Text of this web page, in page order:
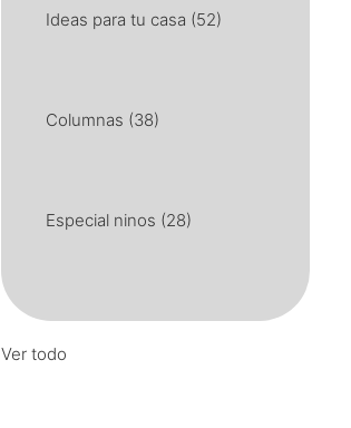
Ideas para tu casa (52)
Columnas (38)
Especial ninos (28)
Ver todo